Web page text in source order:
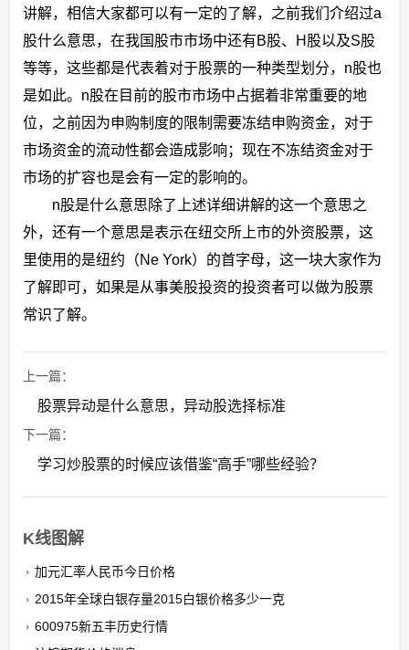
讲解，相信大家都可以有一定的了解，之前我们介绍过a
股什么意思，在我国股市市场中还有B股、H股以及S股
等等，这些都是代表着对于股票的一种类型划分，n股也
是如此。n股在目前的股市市场中占据着非常重要的地
位，之前因为申购制度的限制需要冻结申购资金，对于
市场资金的流动性都会造成影响；现在不冻结资金对于
市场的扩容也是会有一定的影响的。
n股是什么意思除了上述详细讲解的这一个意思之
外，还有一个意思是表示在纽交所上市的外资股票，这
里使用的是纽约（Ne York）的首字母，这一块大家作为
了解即可，如果是从事美股投资的投资者可以做为股票
常识了解。
上一篇：
股票异动是什么意思，异动股选择标准
下一篇：
学习炒股票的时候应该借鉴“高手”哪些经验？
K线图解
加元汇率人民币今日价格
2015年全球白银存量2015白银价格多少一克
600975新五丰历史行情